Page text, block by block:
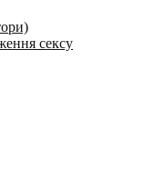
сексу